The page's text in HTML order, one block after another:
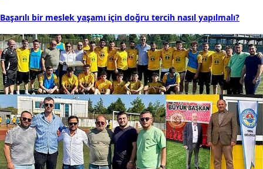
Başarılı bir meslek yaşamı için doğru tercih nasıl yapılmalı?